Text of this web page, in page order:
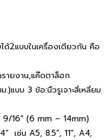
ได้2แบบในเครื่องเดียวกัน คือ
รายงาน,แค๊ดตาล็อก
.)แบบ 3 ข้อ:นิ้วรูเจาะสี่เหลี่ยม
9/16” (6 mm – 14mm)
เช่น A5, 8.5”, 11”, A4,